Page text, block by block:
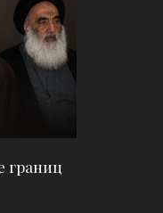
границ